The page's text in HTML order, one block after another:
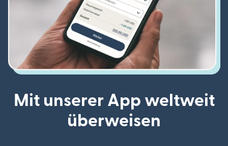
Mit unserer App weltweit
überweisen